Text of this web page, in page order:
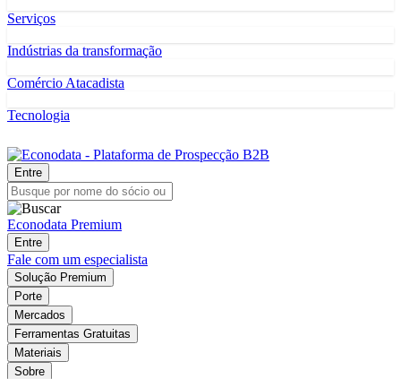
Serviços
Indústrias da transformação
Comércio Atacadista
Tecnologia
Entre
Econodata Premium
Entre
Fale com um especialista
Solução Premium
Porte
Mercados
Ferramentas Gratuitas
Materiais
Sobre